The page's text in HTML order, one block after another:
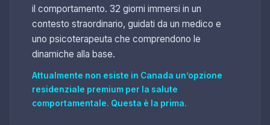
il comportamento. 32 giorni immersi in un
contesto straordinario, guidati da un medico e
uno psicoterapeuta che comprendono le
dinamiche alla base.
Attualmente non esiste in Canada un’opzione
residenziale premium per la salute
comportamentale. Questa è la prima.